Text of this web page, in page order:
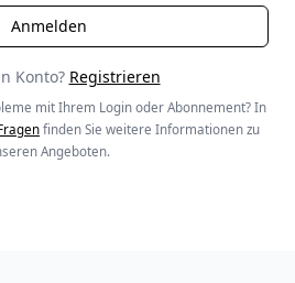
Konto? Registrieren
mit Ihrem Login oder Abonnement? In
finden Sie weitere Informationen zu
Angeboten.